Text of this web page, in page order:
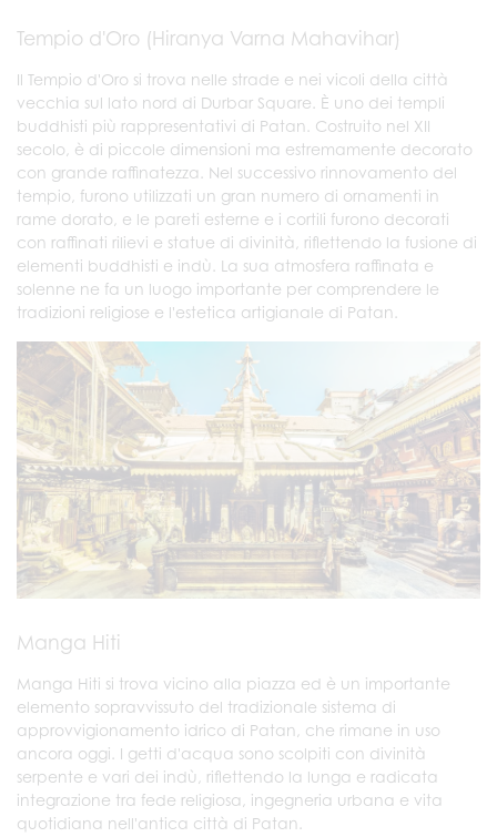
Tempio d'Oro (Hiranya Varna Mahavihar)
Il Tempio d'Oro si trova nelle strade e nei vicoli della città
vecchia sul lato nord di Durbar Square. È uno dei templi
buddhisti più rappresentativi di Patan. Costruito nel XII
secolo, è di piccole dimensioni ma estremamente decorato
con grande raffinatezza. Nel successivo rinnovamento del
tempio, furono utilizzati un gran numero di ornamenti in
rame dorato, e le pareti esterne e i cortili furono decorati
con raffinati rilievi e statue di divinità, riflettendo la fusione di
elementi buddhisti e indù. La sua atmosfera raffinata e
solenne ne fa un luogo importante per comprendere le
tradizioni religiose e l'estetica artigianale di Patan.
Manga Hiti
Manga Hiti si trova vicino alla piazza ed è un importante
elemento sopravvissuto del tradizionale sistema di
approvvigionamento idrico di Patan, che rimane in uso
ancora oggi. I getti d'acqua sono scolpiti con divinità
serpente e vari dei indù, riflettendo la lunga e radicata
integrazione tra fede religiosa, ingegneria urbana e vita
quotidiana nell'antica città di Patan.